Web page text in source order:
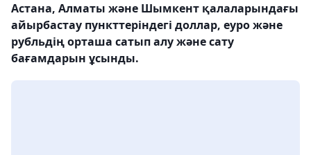
Астана, Алматы және Шымкент қалаларындағы
айырбастау пункттеріндегі доллар, еуро және
рубльдің орташа сатып алу және сату
бағамдарын ұсынды.